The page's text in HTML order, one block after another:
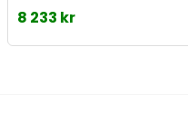
8 233 kr